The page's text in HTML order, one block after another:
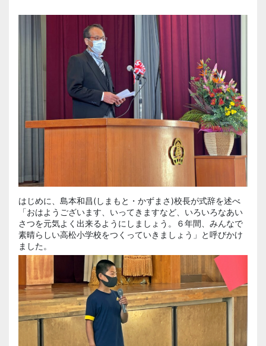
はじめに、島本和昌(しまもと・かずまさ)校長が式辞を述べ
「おはようございます、いってきますなど、いろいろなあい
さつを元気よく出来るようにしましょう。６年間、みんなで
素晴らしい高松小学校をつくっていきましょう」と呼びかけ
ました。